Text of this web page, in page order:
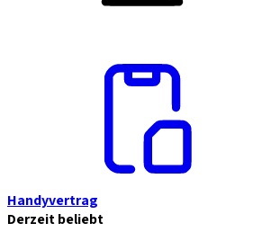
Handyvertrag
Derzeit beliebt